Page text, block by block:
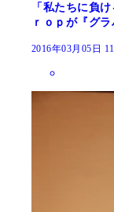
「私たちに負
ｒｏｐが『グ
2016年03月05日